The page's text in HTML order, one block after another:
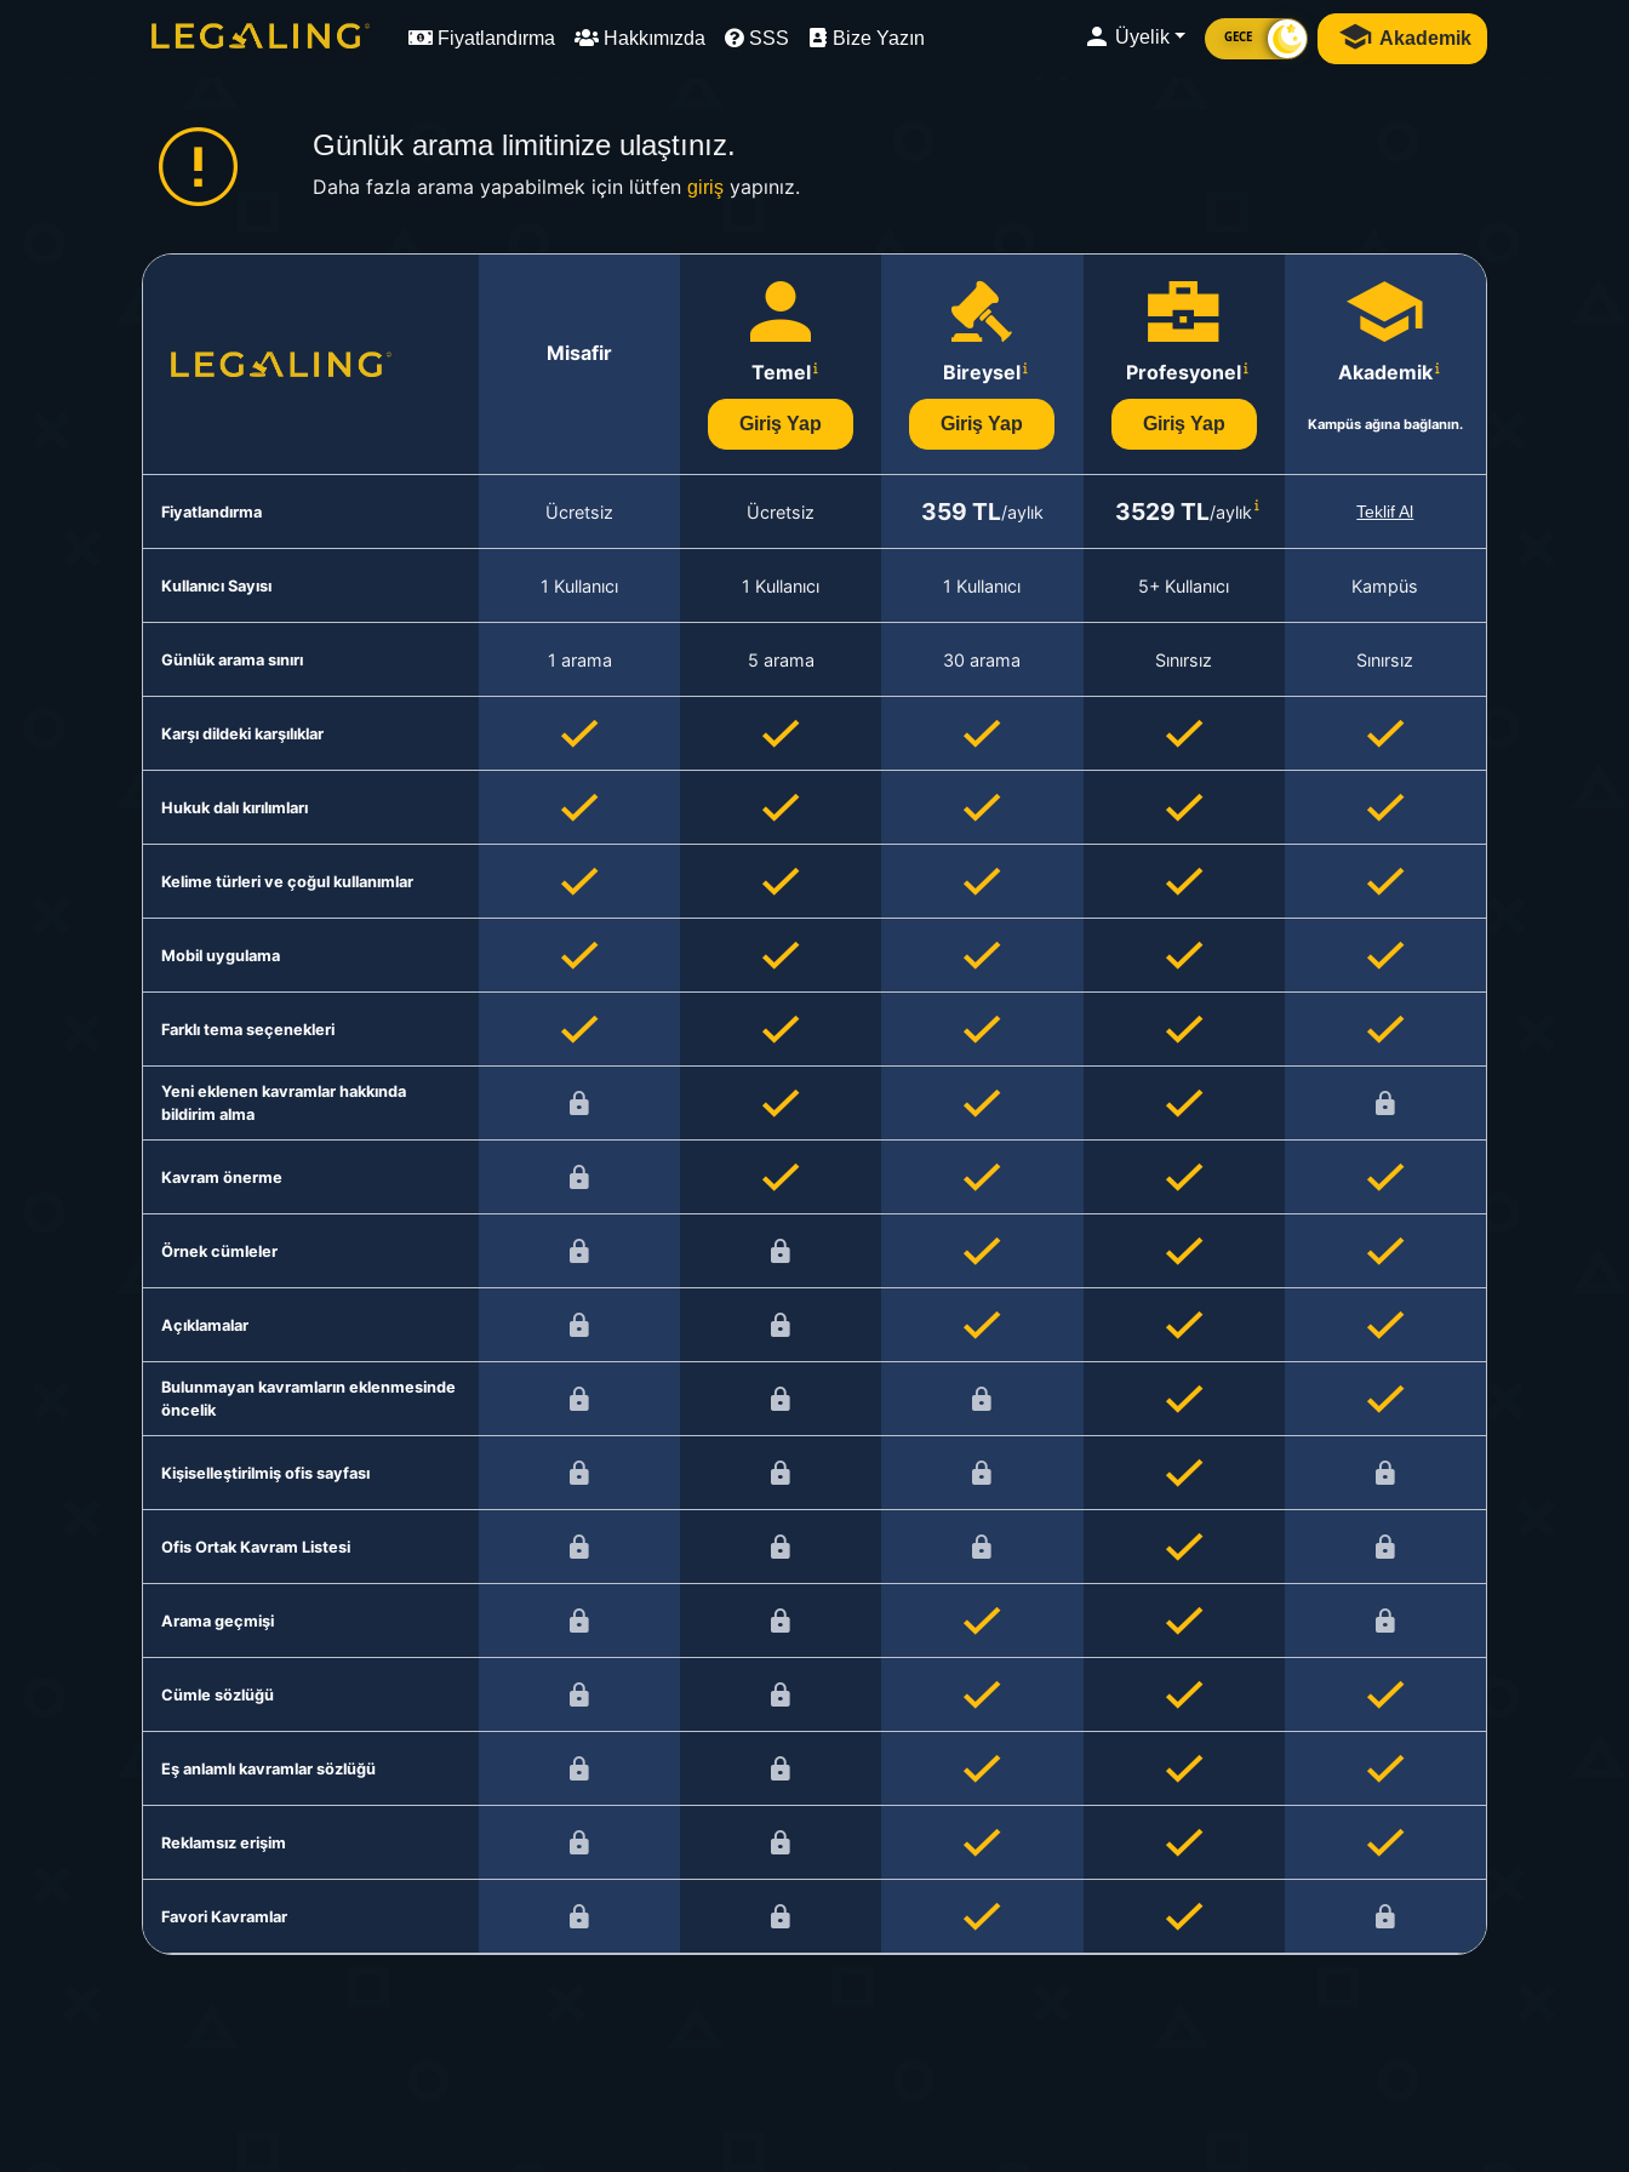
Fiyatlandırma Hakkımızda SSS Bize Yazın Üyelik GECE Akademik
Günlük arama limitinize ulaştınız.
Daha fazla arama yapabilmek için lütfen girişyapınız.
Misafir
Temel
Giriş Yap
Bireysel
Giriş Yap
Profesyonel
Giriş Yap
Akademik
Kampüs ağına bağlanın.
Fiyatlandırma Ücretsiz Ücretsiz 359 TL/aylık 3529 TL/aylık Teklif Al
Kullanıcı Sayısı 1 Kullanıcı 1 Kullanıcı 1 Kullanıcı 5+ Kullanıcı Kampüs
Günlük arama sınırı 1 arama 5 arama 30 arama Sınırsız Sınırsız
Karşı dildeki karşılıklar
Hukuk dalı kırılımları
Kelime türleri ve çoğul kullanımlar
Mobil uygulama
Farklı tema seçenekleri
Yeni eklenen kavramlar hakkında
bildirim alma
Kavram önerme
Örnek cümleler
Açıklamalar
Bulunmayan kavramların eklenmesinde
öncelik
Kişiselleştirilmiş ofis sayfası
Ofis Ortak Kavram Listesi
Arama geçmişi
Cümle sözlüğü
Eş anlamlı kavramlar sözlüğü
Reklamsız erişim
Favori Kavramlar